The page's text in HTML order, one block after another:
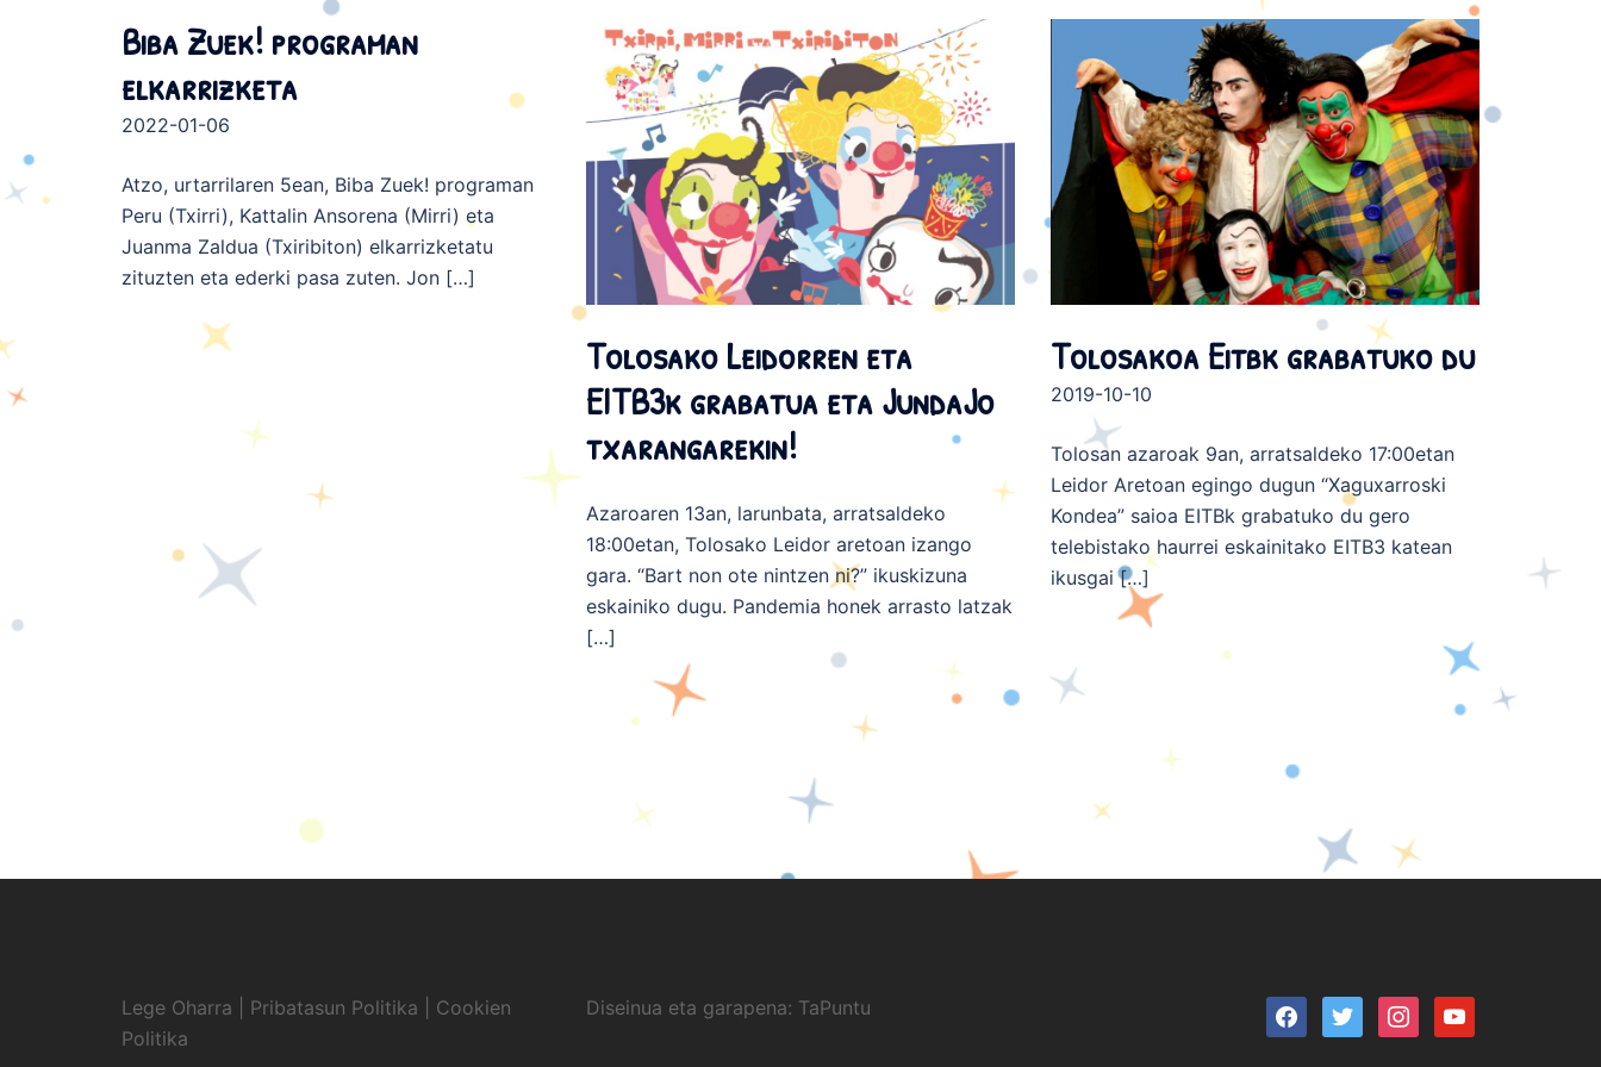
Biba Zuek! programan
elkarrizketa
2022-01-06
Atzo, urtarrilaren 5ean, Biba Zuek! programan
Peru (Txirri), Kattalin Ansorena (Mirri) eta
Juanma Zaldua (Txiribiton) elkarrizketatu
zituzten eta ederki pasa zuten. Jon […]
Tolosako Leidorren eta
EITB3k grabatua eta JundaJo
txarangarekin!
Azaroaren 13an, larunbata, arratsaldeko
18:00etan, Tolosako Leidor aretoan izango
gara. “Bart non ote nintzen ni?” ikuskizuna
eskainiko dugu. Pandemia honek arrasto latzak
[…]
Tolosakoa Eitbk grabatuko du
2019-10-10
Tolosan azaroak 9an, arratsaldeko 17:00etan
Leidor Aretoan egingo dugun “Xaguxarroski
Kondea” saioa EITBk grabatuko du gero
telebistako haurrei eskainitako EITB3 katean
ikusgai […]
Lege Oharra Pribatasun Politika
Cookien
Politika
Diseinua eta garapena: TaPuntu facebooktwitter instagramyoutube